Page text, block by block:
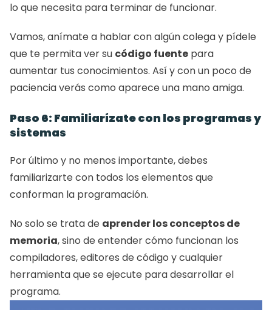
lo que necesita para terminar de funcionar.
Vamos, anímate a hablar con algún colega y pídele
que te permita ver su código fuente para
aumentar tus conocimientos. Así y con un poco de
paciencia verás como aparece una mano amiga.
Paso 6: Familiarízate con los programas y
sistemas
Por último y no menos importante, debes
familiarizarte con todos los elementos que
conforman la programación.
No solo se trata de aprender los conceptos de
memoria, sino de entender cómo funcionan los
compiladores, editores de código y cualquier
herramienta que se ejecute para desarrollar el
programa.